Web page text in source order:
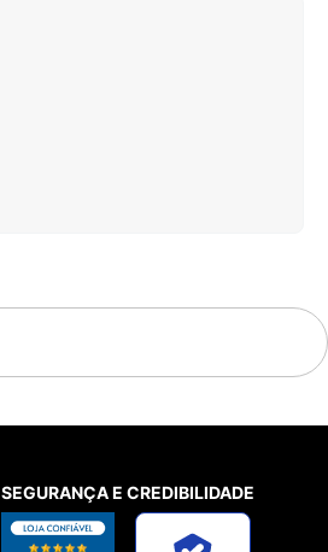
SEGURANÇA E CREDIBILIDADE